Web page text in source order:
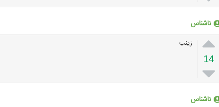
ناشناس

14

زينب
ناشناس